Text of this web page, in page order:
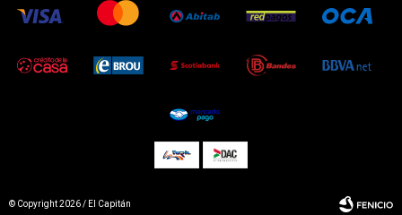
© Copyright 2026 / El Capitán